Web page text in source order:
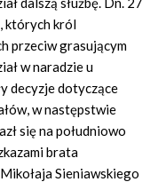
których król
przeciw grasującym
w naradzie u
decyzje dotyczące
w następstwie
się na południowo
brata
Sieniawskiego